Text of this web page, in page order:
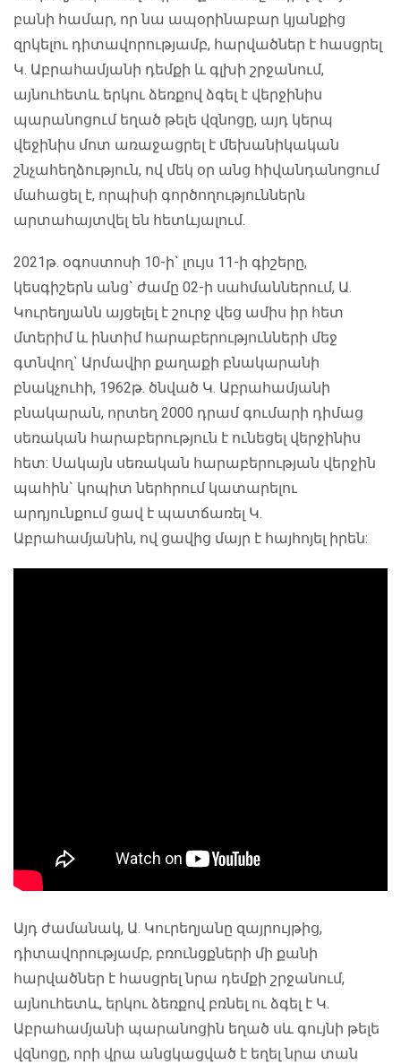
բանի համար, որ նա ապօրինաբար կյանքից
զրկելու դիտավորությամբ, հարվածներ է հասցրել
Կ. Աբրահամյանի դեմքի և գլխի շրջանում,
այնուհետև երկու ձեռքով ձգել է վերջինիս
պարանոցում եղած թելե վզնոցը, այդ կերպ
վեջինիս մոտ առաջացրել է մեխանիկական
շնչահեղձություն, ով մեկ օր անց հիվանդանոցում
մահացել է, որպիսի գործողություններն
արտահայտվել են հետևյալում.
2021թ. օգոստոսի 10-ի` լույս 11-ի գիշերը,
կեսգիշերն անց` ժամը 02-ի սահմաններում, Ա.
Կուրեղյանն այցելել է շուրջ վեց ամիս իր հետ
մտերիմ և ինտիմ հարաբերությունների մեջ
գտնվող` Արմավիր քաղաքի բնակարանի
բնակչուհի, 1962թ. ծնված Կ. Աբրահամյանի
բնակարան, որտեղ 2000 դրամ գումարի դիմաց
սեռական հարաբերություն է ունեցել վերջինիս
հետ: Սակայն սեռական հարաբերության վերջին
պահին` կոպիտ ներհրում կատարելու
արդյունքում ցավ է պատճառել Կ.
Աբրահամյանին, ով ցավից մայր է հայհոյել իրեն:
Այդ ժամանակ, Ա. Կուրեղյանը զայրույթից,
դիտավորությամբ, բռունցքների մի քանի
հարվածներ է հասցրել նրա դեմքի շրջանում,
այնուհետև, երկու ձեռքով բռնել ու ձգել է Կ.
Աբրահամյանի պարանոցին եղած սև գույնի թելե
վզնոցը, որի վրա անցկացված է եղել նրա տան